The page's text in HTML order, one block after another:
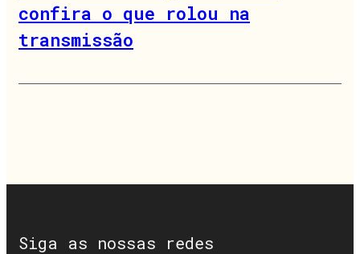
confira o que rolou na
transmissão
Siga as nossas redes